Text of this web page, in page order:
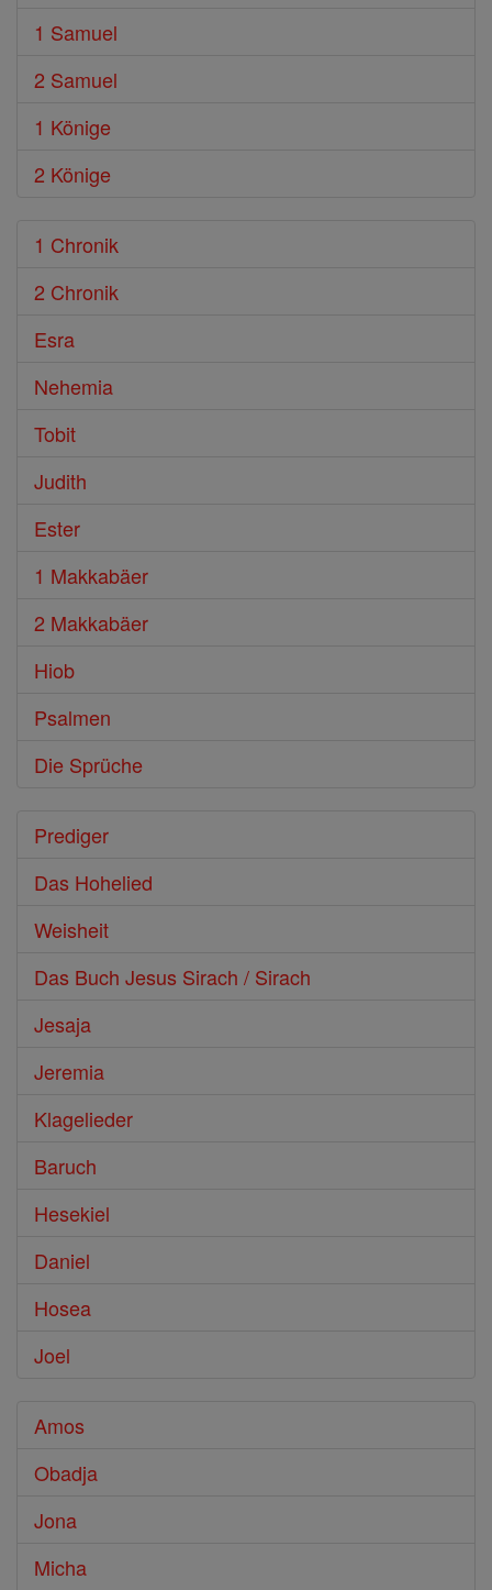
1 Samuel
2 Samuel
1 Könige
2 Könige
1 Chronik
2 Chronik
Esra
Nehemia
Tobit
Judith
Ester
1 Makkabäer
2 Makkabäer
Hiob
Psalmen
Die Sprüche
Prediger
Das Hohelied
Weisheit
Das Buch Jesus Sirach / Sirach
Jesaja
Jeremia
Klagelieder
Baruch
Hesekiel
Daniel
Hosea
Joel
Amos
Obadja
Jona
Micha